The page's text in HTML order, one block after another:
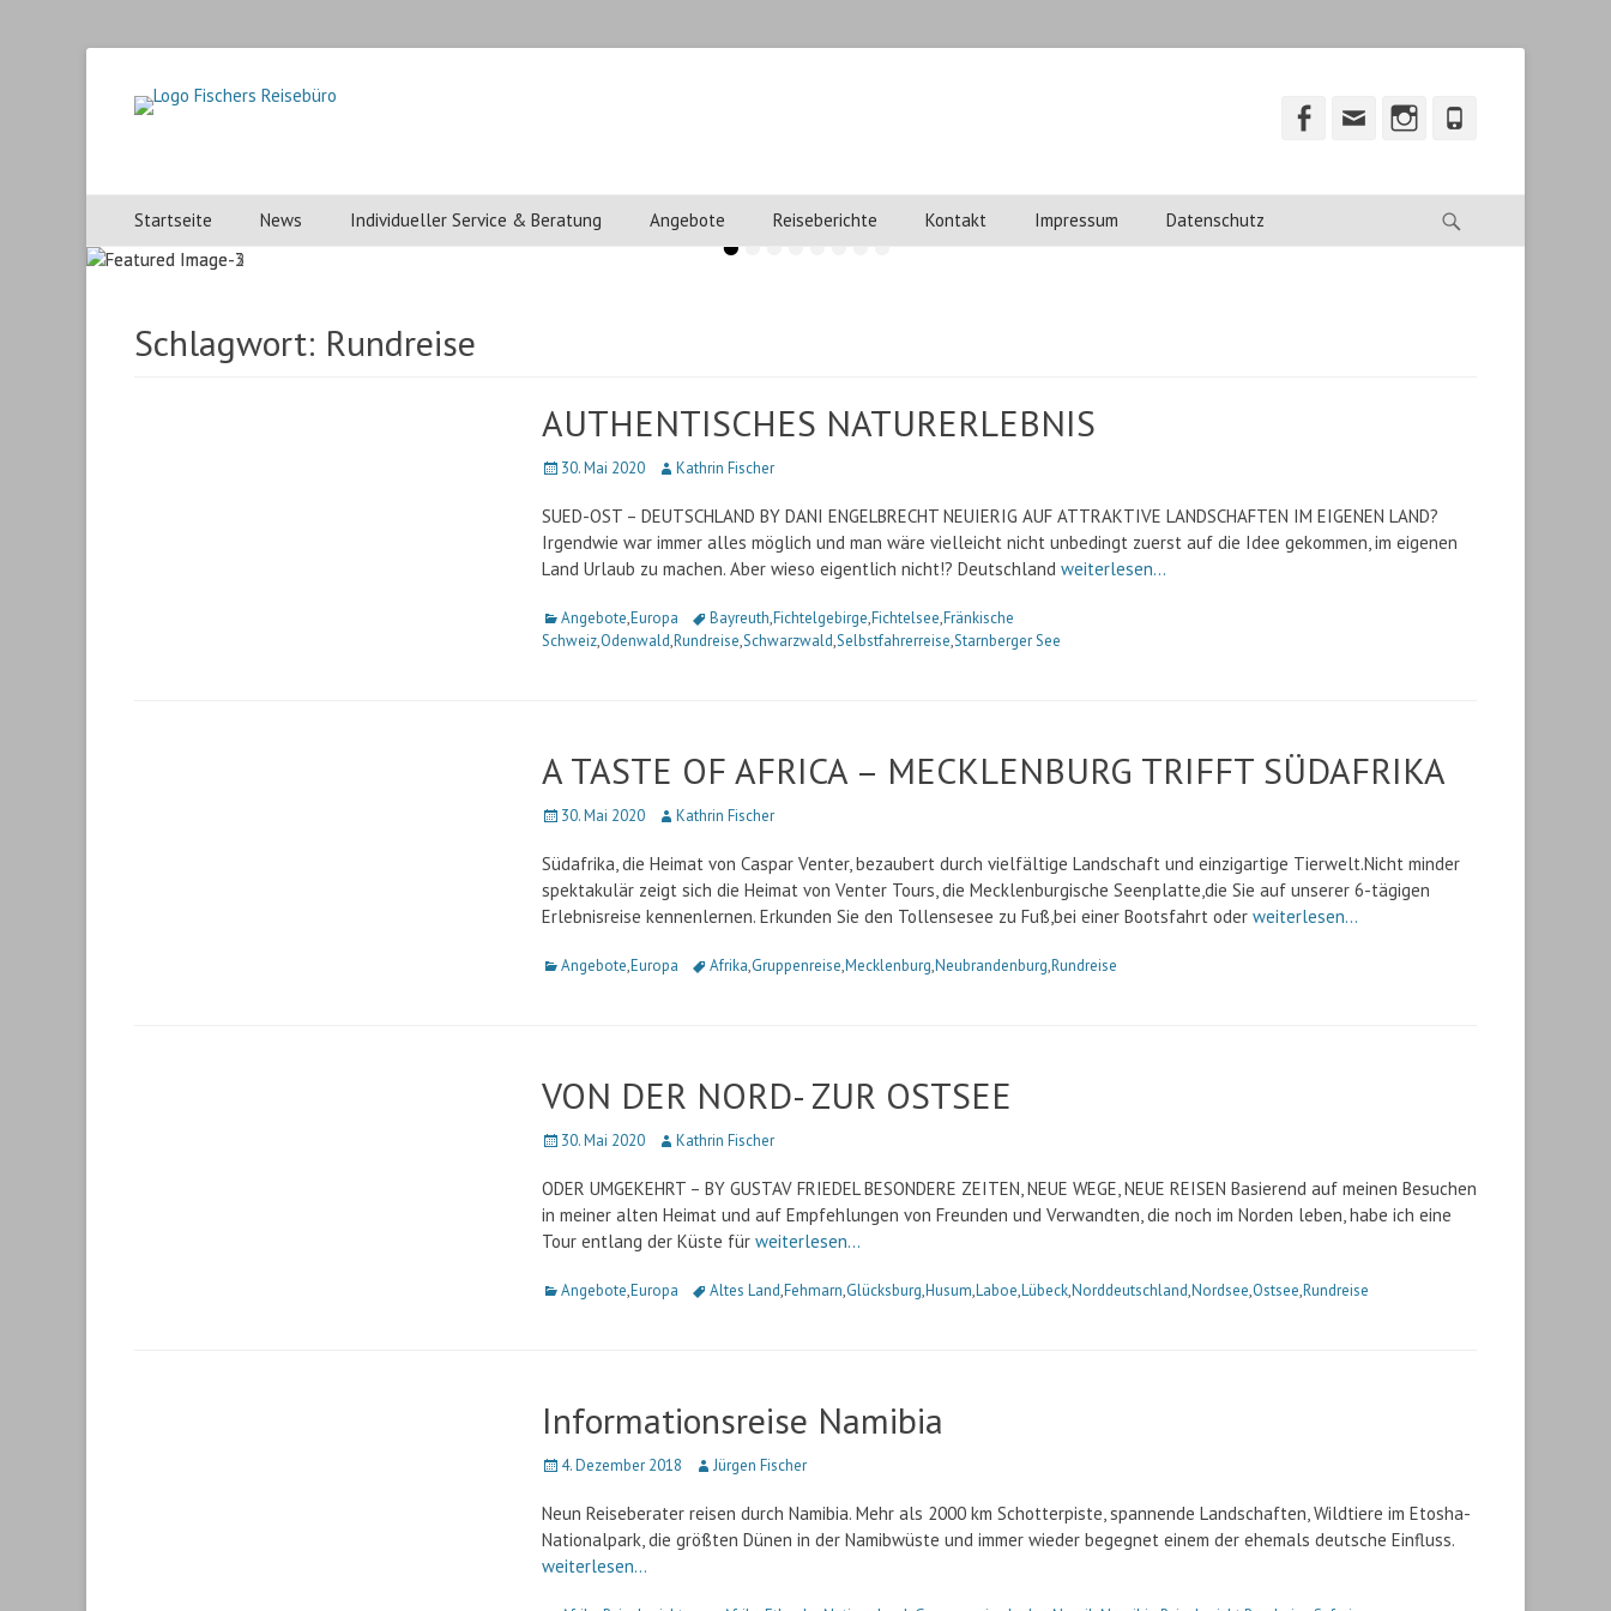
Fischers Reisebuero
Fischers Reisebüro, ihr Reisebüro in Heidenheim. Facebook
Email Instagram
Primärmenu
Weiter
zum
Inhalt
Startseite News Individueller Service & Beratung Angebote Reiseberichte Kontakt Impressum Datenschutz
••••••••
Schlagwort: Rundreise
AUTHENTISCHES NATURERLEBNIS
Veröffentlicht
30. Mai 2020 AutorKathrin Fischer
SUED-OST – DEUTSCHLAND BY DANI ENGELBRECHT NEUIERIG AUF ATTRAKTIVE LANDSCHAFTEN IM EIGENEN LAND?
Irgendwie war immer alles möglich und man wäre vielleicht nicht unbedingt zuerst auf die Idee gekommen, im eigenen
Land Urlaub zu machen. Aber wieso eigentlich nicht!? Deutschland weiterlesen…
Kategorien
Angebote,Europa Schlagworte
Bayreuth,Fichtelgebirge,Fichtelsee,Fränkische
Schweiz,Odenwald,Rundreise,Schwarzwald,Selbstfahrerreise,Starnberger See
A TASTE OF AFRICA – MECKLENBURG TRIFFT SÜDAFRIKA
Veröffentlicht
30. Mai 2020 AutorKathrin Fischer
Südafrika, die Heimat von Caspar Venter, bezaubert durch vielfältige Landschaft und einzigartige Tierwelt.Nicht minder
spektakulär zeigt sich die Heimat von Venter Tours, die Mecklenburgische Seenplatte,die Sie auf unserer 6-tägigen
Erlebnisreise kennenlernen. Erkunden Sie den Tollensesee zu Fuß,bei einer Bootsfahrt oder weiterlesen…
Kategorien
Angebote,Europa Schlagworte
Afrika,Gruppenreise,Mecklenburg,Neubrandenburg,Rundreise
VON DER NORD- ZUR OSTSEE
Veröffentlicht
30. Mai 2020 AutorKathrin Fischer
ODER UMGEKEHRT – BY GUSTAV FRIEDEL BESONDERE ZEITEN, NEUE WEGE, NEUE REISEN Basierend auf meinen Besuchen
in meiner alten Heimat und auf Empfehlungen von Freunden und Verwandten, die noch im Norden leben, habe ich eine
Tour entlang der Küste für weiterlesen…
Kategorien
Angebote,Europa Schlagworte
Altes Land,Fehmarn,Glücksburg,Husum,Laboe,Lübeck,Norddeutschland,Nordsee,Ostsee,Rundreise
Informationsreise Namibia
Veröffentlicht
4. Dezember 2018 AutorJürgen Fischer
Neun Reiseberater reisen durch Namibia. Mehr als 2000 km Schotterpiste, spannende Landschaften, Wildtiere im Etosha-
Nationalpark, die größten Dünen in der Namibwüste und immer wieder begegnet einem der ehemals deutsche Einfluss.
weiterlesen…